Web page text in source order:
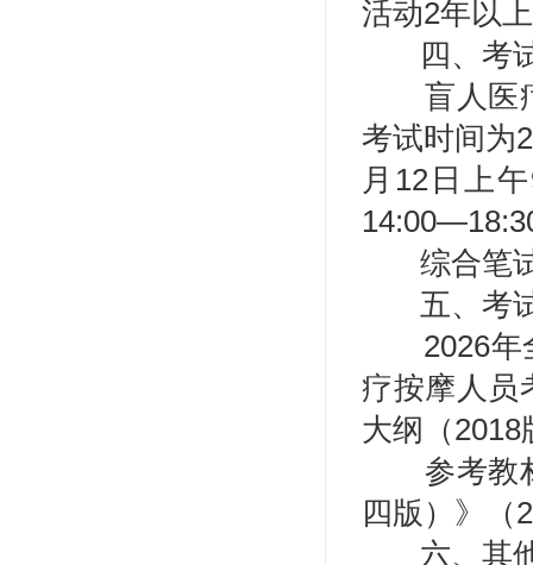
活动2年以
四、考
盲人医
考试时间为
月12日上
综合笔
五、考
2026
疗按摩人员
大纲（
参考教
四版）》（
六、其